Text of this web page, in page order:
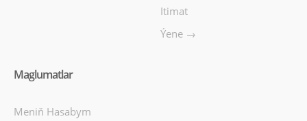
Itimat
Ýene →
Maglumatlar
Meniň Hasabym